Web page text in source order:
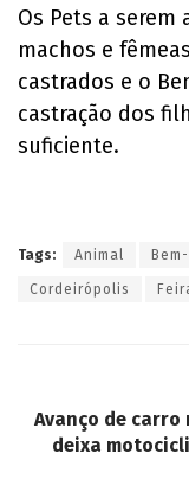
Os Pets a serem
machos e
castrados e o
castração dos
suficiente.
Tags: Animal
Cordeirópolis
Avanço de carro
deixa